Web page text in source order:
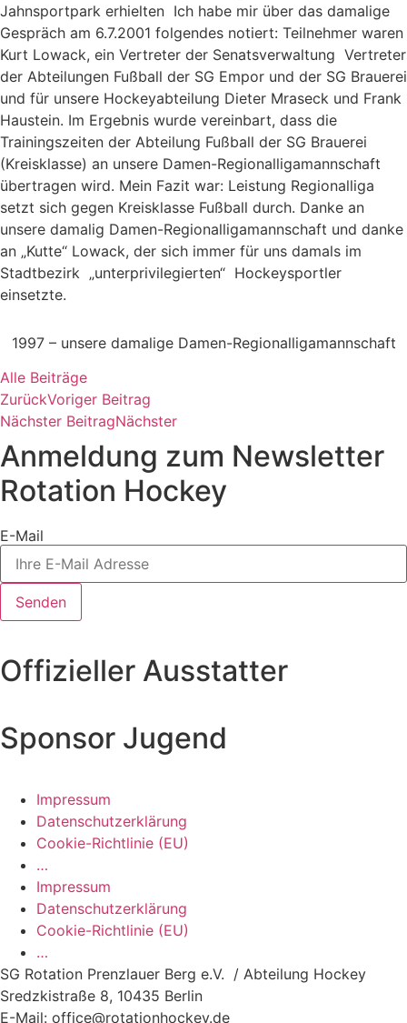
Jahnsportpark erhielten Ich habe mir über das damalige
Gespräch am 6.7.2001 folgendes notiert: Teilnehmer waren
Kurt Lowack, ein Vertreter der Senatsverwaltung Vertreter
der Abteilungen Fußball der SG Empor und der SG Brauerei
und für unsere Hockeyabteilung Dieter Mraseck und Frank
Haustein. Im Ergebnis wurde vereinbart, dass die
Trainingszeiten der Abteilung Fußball der SG Brauerei
(Kreisklasse) an unsere Damen-Regionalligamannschaft
übertragen wird. Mein Fazit war: Leistung Regionalliga
setzt sich gegen Kreisklasse Fußball durch. Danke an
unsere damalig Damen-Regionalligamannschaft und danke
an „Kutte“ Lowack, der sich immer für uns damals im
Stadtbezirk „unterprivilegierten“ Hockeysportler
einsetzte.
1997 – unsere damalige Damen-Regionalligamannschaft
Alle Beiträge
ZurückVoriger Beitrag
Nächster BeitragNächster
Anmeldung zum Newsletter
Rotation Hockey
E-Mail
Senden
Offizieller Ausstatter
Sponsor Jugend
Impressum
Datenschutzerklärung
Cookie-Richtlinie (EU)
…
Impressum
Datenschutzerklärung
Cookie-Richtlinie (EU)
…
SG Rotation Prenzlauer Berg e.V. / Abteilung Hockey
Sredzkistraße 8, 10435 Berlin
E-Mail: office@rotationhockey.de